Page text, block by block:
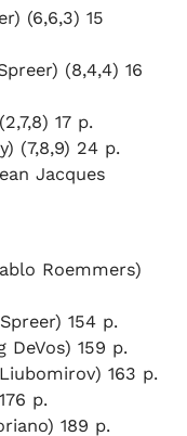
(6,6,3) 15
(8,4,4) 16
17 p.
(7,8,9) 24 p.
Jacques
Roemmers)
154 p.
DeVos) 159 p.
163 p.
p.
189 p.